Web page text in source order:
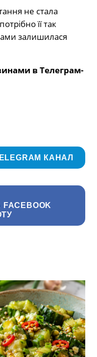
не стала
її так
залишилася
в Телеграм-
КАНАЛ